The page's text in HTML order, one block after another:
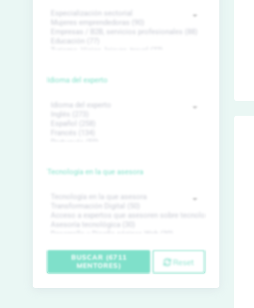
Idioma del experto
Tecnología en la que asesora
BUSCAR (6711
MENTORES)
Reset